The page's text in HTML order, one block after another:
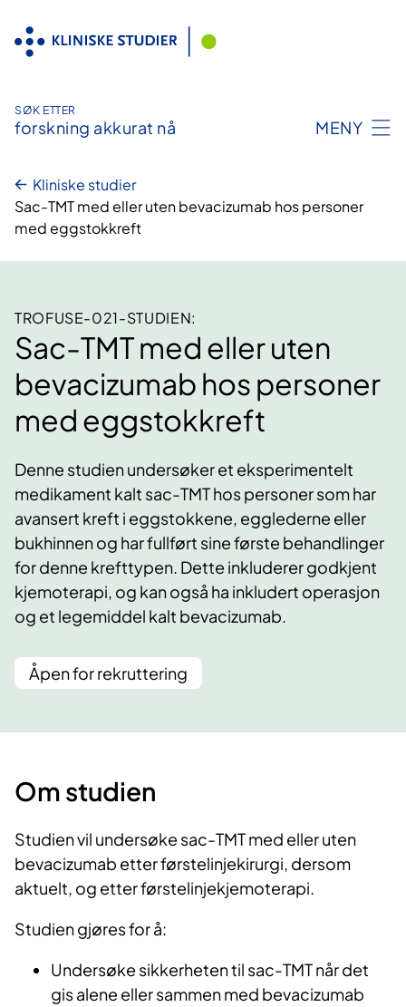
innhold
SØK ETTER
forskning akkurat nå MENY
Kliniske studier
Sac-TMT med eller uten bevacizumab hos personer
med eggstokkreft
TROFUSE-021-STUDIEN:
Sac-TMT med eller uten
bevacizumab hos personer
med eggstokkreft
Denne studien undersøker et eksperimentelt
medikament kalt sac-TMT hos personer som har
avansert kreft i eggstokkene, egglederne eller
bukhinnen og har fullført sine første behandlinger
for denne krefttypen. Dette inkluderer godkjent
kjemoterapi, og kan også ha inkludert operasjon
og et legemiddel kalt bevacizumab.
Åpen for rekruttering
Om studien
Studien vil undersøke sac-TMT med eller uten
bevacizumab etter førstelinjekirurgi, dersom
aktuelt, og etter førstelinjekjemoterapi.
Studien gjøres for å:
Undersøke sikkerheten til sac-TMT når det
gis alene eller sammen med bevacizumab